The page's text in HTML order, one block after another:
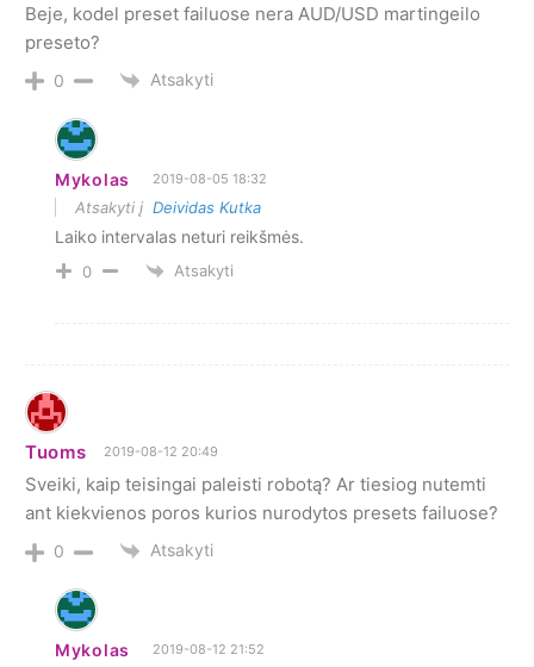
Beje, kodel preset failuose nera AUD/USD martingeilo
preseto?
0 Atsakyti
Mykolas 2019-08-05 18:32
Atsakyti į Deividas Kutka
Laiko intervalas neturi reikšmės.
0 Atsakyti
Tuoms 2019-08-12 20:49
Sveiki, kaip teisingai paleisti robotą? Ar tiesiog nutemti
ant kiekvienos poros kurios nurodytos presets failuose?
0 Atsakyti
Mykolas 2019-08-12 21:52